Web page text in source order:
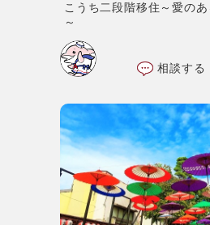
こうち二段階移住～愛の
～
相談する